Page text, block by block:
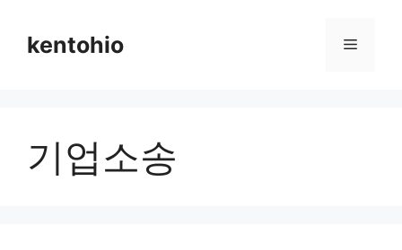
contentkentohio Menu
기업소송